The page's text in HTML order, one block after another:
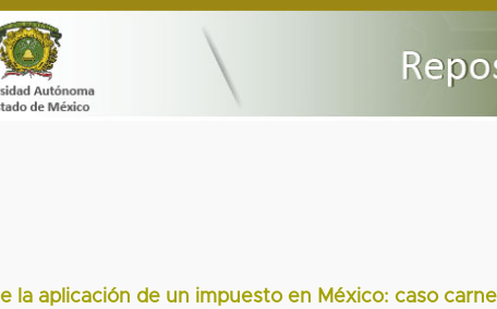
la aplicación de un impuesto en México: caso